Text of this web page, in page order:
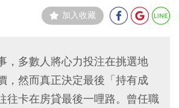
加入收藏
，多數人將心力投注在挑選地
，然而真正決定最後「持有成
往卡在房貸最後一哩路。曾任職